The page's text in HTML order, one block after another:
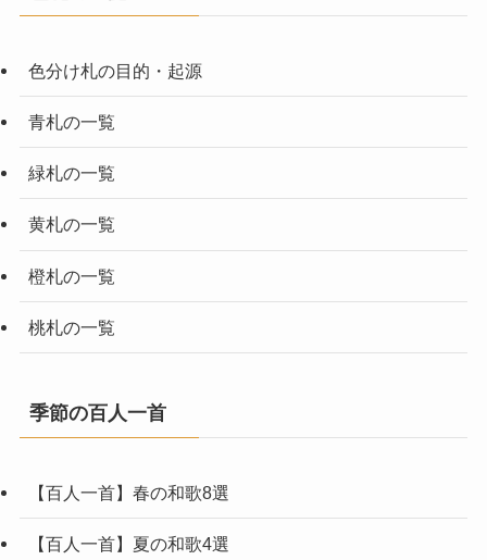
色分け札の目的・起源
青札の一覧
緑札の一覧
黄札の一覧
橙札の一覧
桃札の一覧
季節の百人一首
【百人一首】春の和歌8選
【百人一首】夏の和歌4選